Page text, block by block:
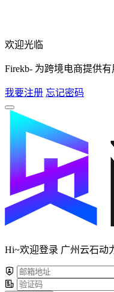
欢迎光临
Firekb- 为跨境电商提供
我要注册 忘记密码
Hi~欢迎登录 广州云石动